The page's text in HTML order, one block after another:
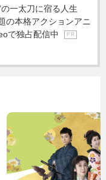
の一太刀に宿る人生
本格アクションアニ
で独占配信中
P R